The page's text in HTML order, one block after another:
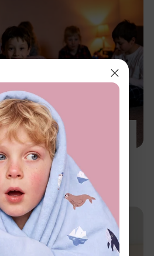
para una pijamada